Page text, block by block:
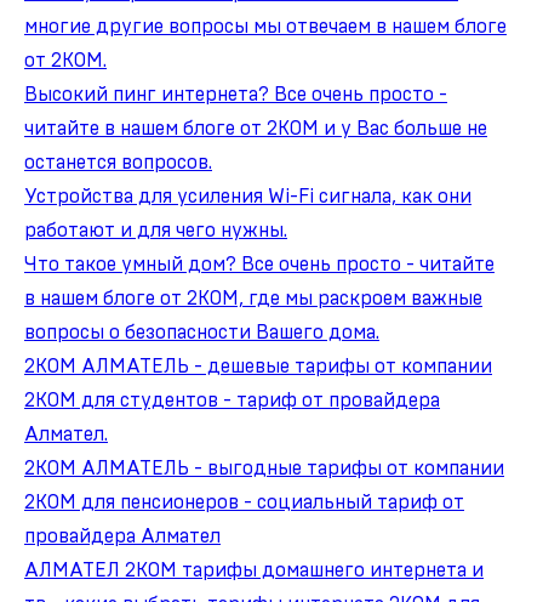
многие другие вопросы мы отвечаем в нашем блоге
от 2КОМ.
Высокий пинг интернета? Все очень просто -
читайте в нашем блоге от 2КОМ и у Вас больше не
останется вопросов.
Устройства для усиления Wi-Fi сигнала, как они
работают и для чего нужны.
Что такое умный дом? Все очень просто - читайте
в нашем блоге от 2КОМ, где мы раскроем важные
вопросы о безопасности Вашего дома.
2КОМ АЛМАТЕЛЬ - дешевые тарифы от компании
2КОМ для студентов - тариф от провайдера
Алмател.
2КОМ АЛМАТЕЛЬ - выгодные тарифы от компании
2КОМ для пенсионеров - социальный тариф от
провайдера Алмател
АЛМАТЕЛ 2КОМ тарифы домашнего интернета и